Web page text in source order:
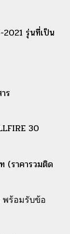
รุ่นที่เป็น
ร
30
(ราคารวมติด
พร้อมรับข้อ